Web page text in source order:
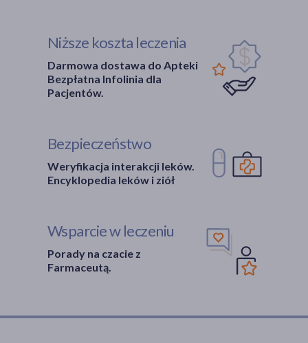
Niższe koszta leczenia
Darmowa dostawa do Apteki
Bezpłatna Infolinia dla
Pacjentów.
Bezpieczeństwo
Weryfikacja interakcji leków.
Encyklopedia leków i ziół
Wsparcie w leczeniu
Porady na czacie z
Farmaceutą.